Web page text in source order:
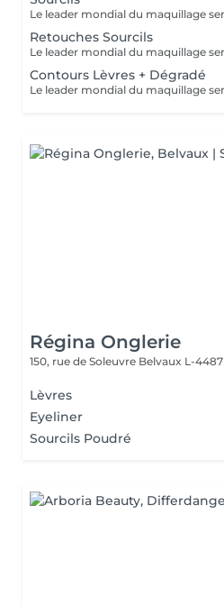
Retouches Sourcils
Contours Lèvres + Dégradé
Régina Onglerie
150, rue de Soleuvre Belvaux L-4487
Lèvres
Eyeliner
Sourcils Poudré